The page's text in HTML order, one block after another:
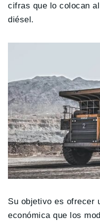
cifras que lo colocan
diésel.
Su objetivo es ofrecer
económica que los